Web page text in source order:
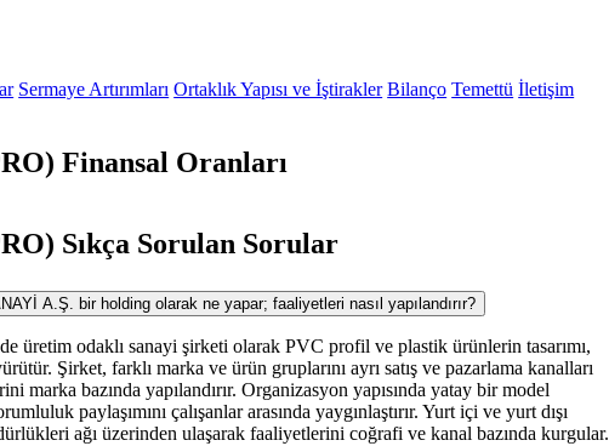
Sermaye Artırımları Ortaklık Yapısı ve İştirakler Bilanço Temettü İletişim
Finansal Oranları
Sıkça Sorulan Sorular
A.Ş. bir holding olarak ne yapar; faaliyetleri nasıl yapılandırır?
üretim odaklı sanayi şirketi olarak PVC profil ve plastik ürünlerin tasarımı,
Şirket, farklı marka ve ürün gruplarını ayrı satış ve pazarlama kanalları
marka bazında yapılandırır. Organizasyon yapısında yatay bir model
paylaşımını çalışanlar arasında yaygınlaştırır. Yurt içi ve yurt dışı
ağı üzerinden ulaşarak faaliyetlerini coğrafi ve kanal bazında kurgular.